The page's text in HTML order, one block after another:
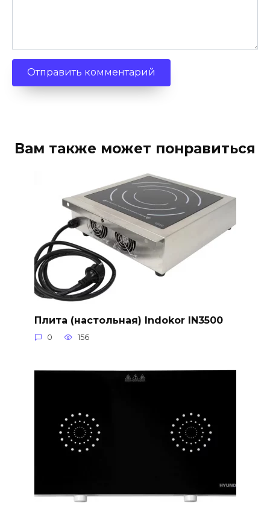
Вам также может понравиться
Плита (настольная) Indokor IN3500
0 156